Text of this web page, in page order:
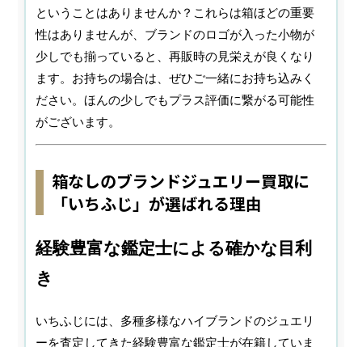
ということはありませんか？これらは箱ほどの重要
性はありませんが、ブランドのロゴが入った小物が
少しでも揃っていると、再販時の見栄えが良くなり
ます。お持ちの場合は、ぜひご一緒にお持ち込みく
ださい。ほんの少しでもプラス評価に繋がる可能性
がございます。
箱なしのブランドジュエリー買取に
「いちふじ」が選ばれる理由
経験豊富な鑑定士による確かな目利
き
いちふじには、多種多様なハイブランドのジュエリ
ーを査定してきた経験豊富な鑑定士が在籍していま